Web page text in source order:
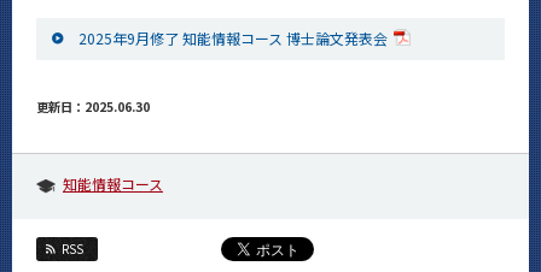
2025年9月修了 知能情報コース 博士論文発表会
更新日：2025.06.30
知能情報コース
RSS
今後のイベント
サイト構成